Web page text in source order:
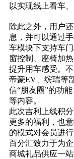
以实现线上看车
除此之外，用户
息，并可以通过
车模块下支持车
窗控制、座椅加
提升用车感受。
帝豪EV、缤瑞等
信“朋友圈”的功
等内容。
此次吉利上线积
更多的福利，也
的模式对会员进
百分汇致力于为
商城礼品供应一